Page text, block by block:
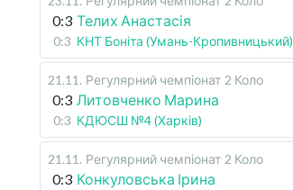
0:3 Телих Анастасія
0:3 КНТ Боніта (Умань-Кропивницький)
21.11 . Регулярний чемпіонат 2 Коло
0:3 Литовченко Марина
0:3 КДЮСШ №4 (Харків)
21.11 . Регулярний чемпіонат 2 Коло
0:3 Конкуловська Ірина